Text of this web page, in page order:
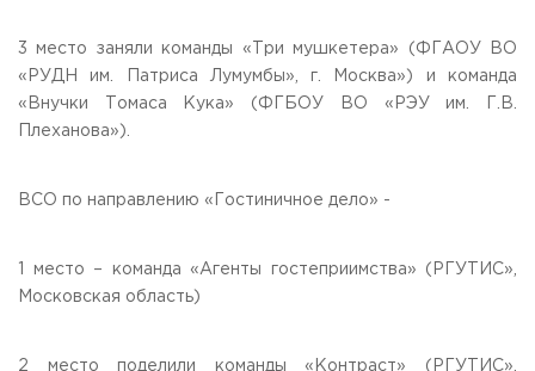
3 место заняли команды «Три мушкетера» (ФГАОУ ВО
«РУДН им. Патриса Лумумбы», г. Москва») и команда
«Внучки Томаса Кука» (ФГБОУ ВО «РЭУ им. Г.В.
Плеханова»).
ВСО по направлению «Гостиничное дело» -
1 место – команда «Агенты гостеприимства» (РГУТИС»,
Московская область)
2 место поделили команды «Контраст» (РГУТИС»,